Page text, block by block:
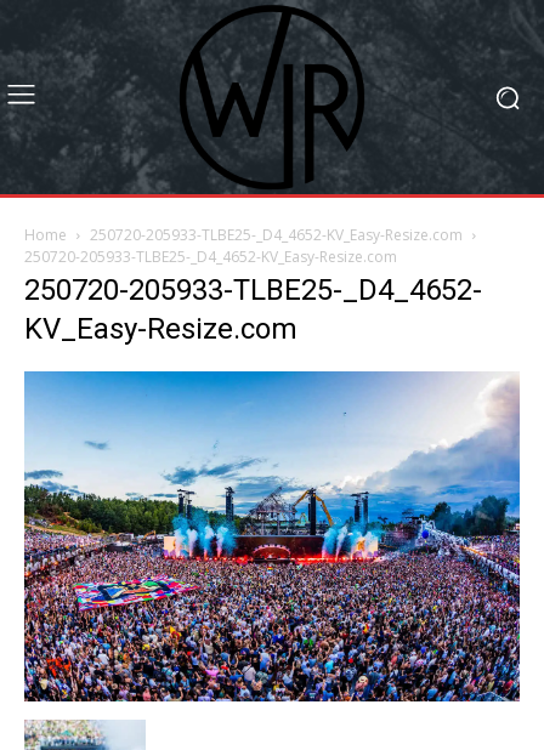
Home
250720-205933-TLBE25-_D4_4652-KV_Easy-Resize.com
250720-205933-TLBE25-_D4_4652-KV_Easy-Resize.com
250720-205933-TLBE25-_D4_4652-
KV_Easy-Resize.com